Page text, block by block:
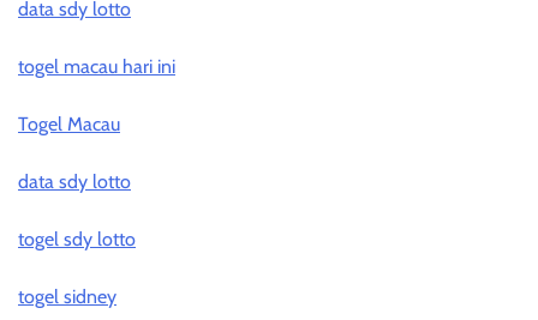
data sdy lotto
togel macau hari ini
Togel Macau
data sdy lotto
togel sdy lotto
togel sidney